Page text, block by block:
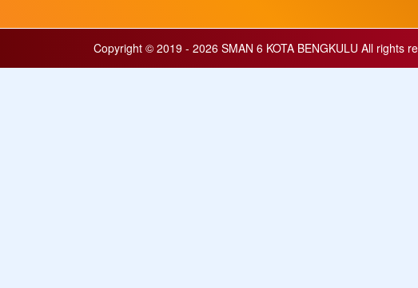
Copyright © 2019 - 2026 SMAN 6 KOTA BENGKULU All rights